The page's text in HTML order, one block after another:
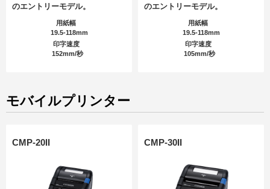
のエントリーモデル。
用紙幅
19.5-118mm
印字速度
152mm/秒
のエントリーモデル。
用紙幅
19.5-118mm
印字速度
105mm/秒
モバイルプリンター
CMP-20II CMP-30II